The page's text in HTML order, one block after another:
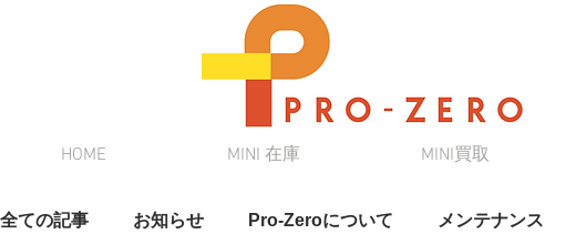
HOME MINI 在庫 MINI買取
全ての記事 お知らせ Pro-Zeroについて メンテナンス